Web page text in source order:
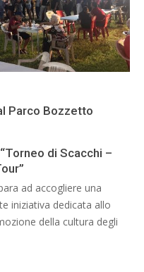
Parco Bozzetto
di Scacchi –
ad accogliere una
iniziativa dedicata allo
della cultura degli